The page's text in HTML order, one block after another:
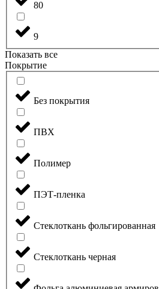
80
9
Показать все
Покрытие
Без покрытия
ПВХ
Полимер
ПЭТ-пленка
Стеклоткань фольгированная
Стеклоткань черная